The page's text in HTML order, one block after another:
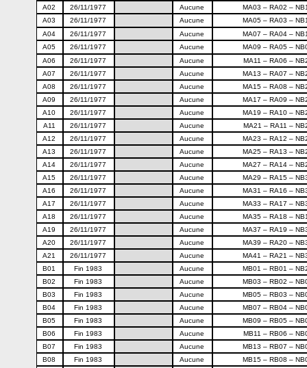
A02
26/11/1977 Aucune
MA03 – RA02 –
A03
26/11/1977 Aucune
MA05 – RA03 –
A04
26/11/1977 Aucune
MA07 – RA04 –
A05
26/11/1977 Aucune
MA09 – RA05 –
A06
26/11/1977 Aucune
MA11 – RA06 –
A07
26/11/1977 Aucune
MA13 – RA07 –
A08
26/11/1977 Aucune
MA15 – RA08 –
A09
26/11/1977 Aucune
MA17 – RA09 –
A10
26/11/1977 Aucune
MA19 – RA10 –
A11
26/11/1977 Aucune
MA21 – RA11 –
A12
26/11/1977 Aucune
MA23 – RA12 –
A13
26/11/1977 Aucune
MA25 – RA13 –
A14
26/11/1977 Aucune
MA27 – RA14 –
A15
26/11/1977 Aucune
MA29 – RA15 –
A16
26/11/1977 Aucune
MA31 – RA16 –
A17
26/11/1977 Aucune
MA33 – RA17 –
A18
26/11/1977 Aucune
MA35 – RA18 –
A19
26/11/1977 Aucune
MA37 – RA19 –
A20
26/11/1977 Aucune
MA39 – RA20 –
A21
26/11/1977 Aucune
MA41 – RA21 –
B01
Fin 1983 Aucune
MB01 – RB01 –
B02
Fin 1983 Aucune
MB03 – RB02 –
B03
Fin 1983 Aucune
MB05 – RB03 –
B04
Fin 1983 Aucune
MB07 – RB04 –
B05
Fin 1983 Aucune
MB09 – RB05 –
B06
Fin 1983 Aucune
MB11 – RB06 –
B07
Fin 1983 Aucune
MB13 – RB07 –
B08
Fin 1983 Aucune MB15 – RB08 –